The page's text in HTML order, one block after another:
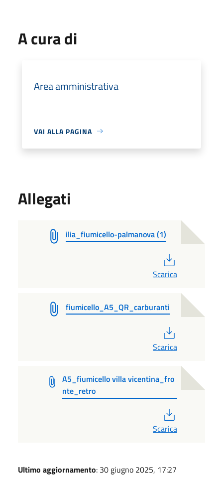
A cura di
Area amministrativa
VAI ALLA PAGINA
Allegati
ilia_fiumicello-palmanova (1)
Scarica
fiumicello_A5_QR_carburanti
Scarica
A5_fiumicello villa vicentina_fro
nte_retro
Scarica
Ultimo aggiornamento: 30 giugno 2025, 17:27